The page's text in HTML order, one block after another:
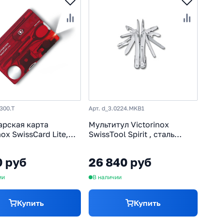
карта
SwissCard Lite,
красный
руб
Купить
Арт. d_3.0224.MKB1
Мультитул Victorinox
SwissTool Spirit , сталь
26 840 руб
В наличии
Купить